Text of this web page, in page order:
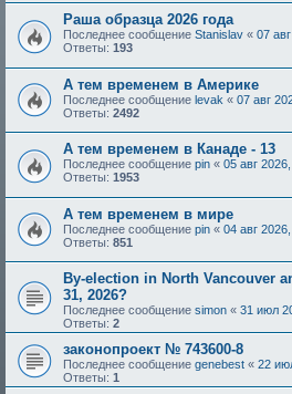
Раша образца 2026 года
Последнее сообщение Stanislav « 07
Ответы: 193
А тем временем в Америке
Последнее сообщение levak « 07 авг
Ответы: 2492
А тем временем в Канаде - 13
Последнее сообщение pin « 05 авг 2026,
Ответы: 1953
А тем временем в мире
Последнее сообщение pin « 04 авг
Ответы: 851
By-election in North Vancouver
31, 2026?
Последнее сообщение simon « 31 июл
Ответы: 2
законопроект № 743600-8
Последнее сообщение genebest « 22
Ответы: 1